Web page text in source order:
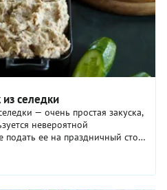
селедки
— очень простая закуска,
невероятной
подать ее на праздничный стол,
одной из первых. Это
если изучить состав
вымоченный в молоке
масло и лук. Но когда